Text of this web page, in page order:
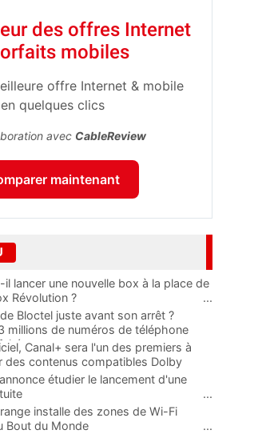
des offres Internet
mobiles
offre Internet & mobile
en quelques clics
avec CableReview
maintenant
il lancer une nouvelle box à la place de
Révolution ?
...
Bloctel juste avant son arrêt ?
millions de numéros de téléphone
Canal+ sera l'un des premiers à
des contenus compatibles Dolby
étudier le lancement d'une
...
installe des zones de Wi-Fi
Bout du Monde
...